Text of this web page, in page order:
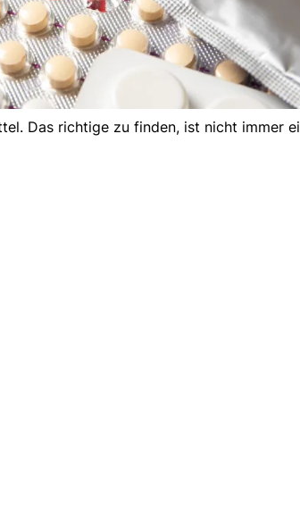
Das richtige zu finden, ist nicht immer